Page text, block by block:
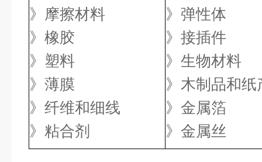
》摩擦材料
》橡胶
》塑料
》薄膜
》纤维和细线
》粘合剂
》弹性体
》接插件
》生物材料
》木制品和纸
》金属箔
》金属丝